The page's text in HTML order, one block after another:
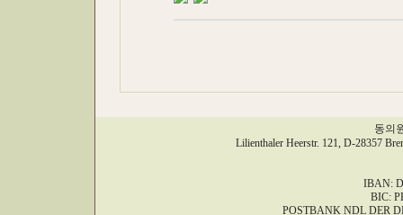
동의
Lilienthaler Heerstr. 121, D-28357
IBAN:
BIC:
POSTBANK NDL DER